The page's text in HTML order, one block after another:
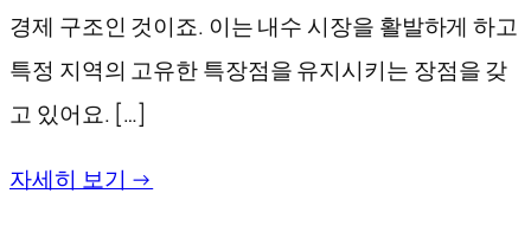
경제 구조인 것이죠. 이는 내수 시장을 활발하게 하고
특정 지역의 고유한 특장점을 유지시키는 장점을 갖
고 있어요. […]
자세히 보기 →